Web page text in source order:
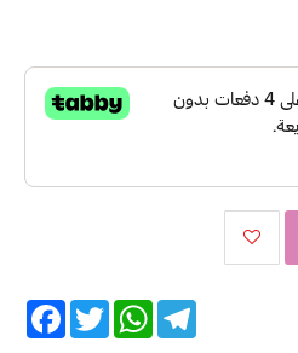
Twitter
WhatsAppTelegram